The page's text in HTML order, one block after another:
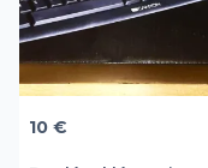
10 €